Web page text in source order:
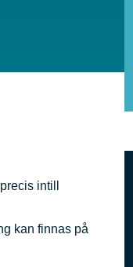
intill
kan finnas på